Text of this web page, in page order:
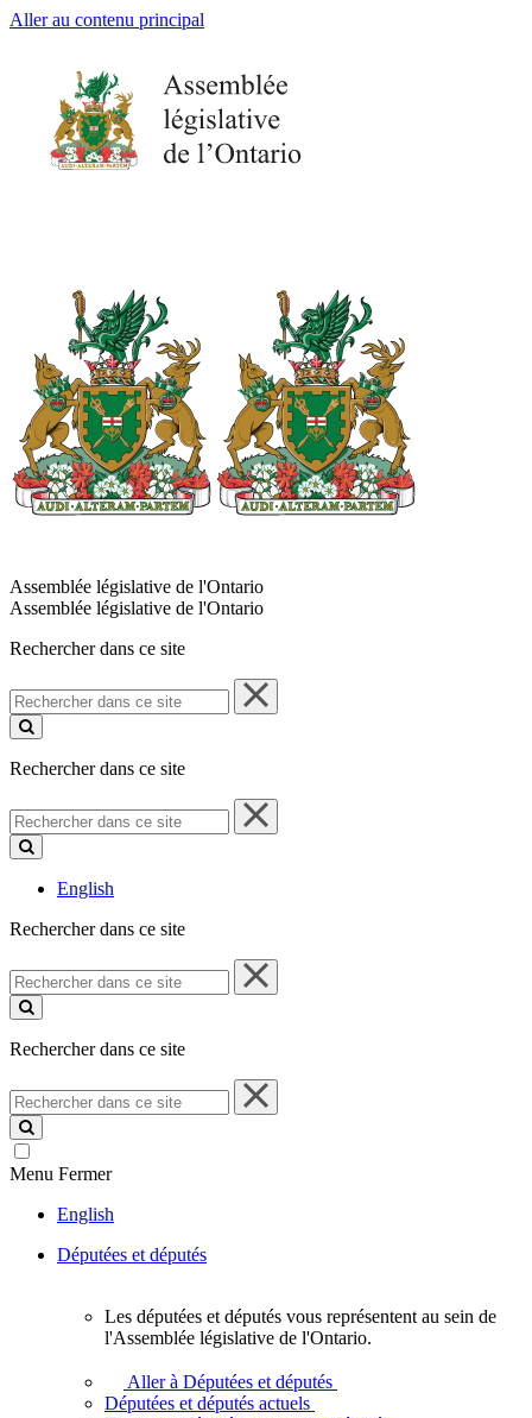
Aller au contenu principal
Assemblée législative de l'Ontario
Assemblée législative de l'Ontario
Rechercher dans ce site
Rechercher
dans
ce
Rechercher dans ce site
Rechercher
dans
ce
English
Rechercher dans ce site
Rechercher
dans
ce
Rechercher dans ce site
Rechercher
dans
ce
site
Menu Fermer
English
Députées et députés
députés
Les députées et députés vous représentent au sein de
l'Assemblée législative de l'Ontario.
Aller à Députées et députés
Députées et députés actuels